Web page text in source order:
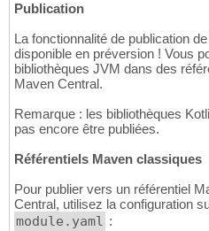
Publication
La fonctionnalité de publication
disponible en préversion ! Vous
bibliothèques JVM dans des
Maven Central.
Remarque : les bibliothèques
pas encore être publiées.
Référentiels Maven classiques
Pour publier vers un référentiel
Central, utilisez la configuration
module.yaml :